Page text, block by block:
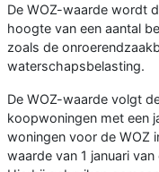
De WOZ-waarde wordt
hoogte van een aantal
zoals de
waterschapsbelasting.
De WOZ-waarde volgt
koopwoningen met een
woningen voor de WOZ
waarde van 1 januari